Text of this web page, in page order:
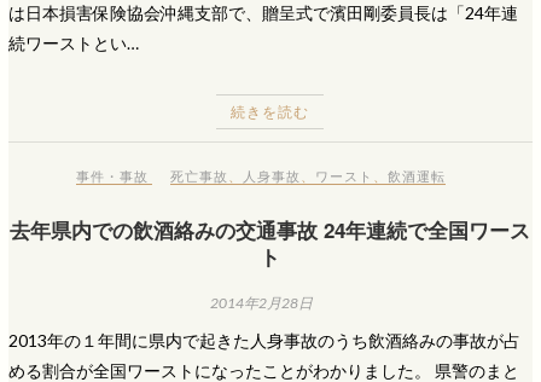
は日本損害保険協会沖縄支部で、贈呈式で濱田剛委員長は「24年連
続ワーストとい…
続きを読む
事件・事故 死亡事故 人身事故 ワースト 、飲酒運転
去年県内での飲酒絡みの交通事故 24年連続で全国ワース
ト
2014年2月28日
2013年の１年間に県内で起きた人身事故のうち飲酒絡みの事故が占
める割合が全国ワーストになったことがわかりました。 県警のまと